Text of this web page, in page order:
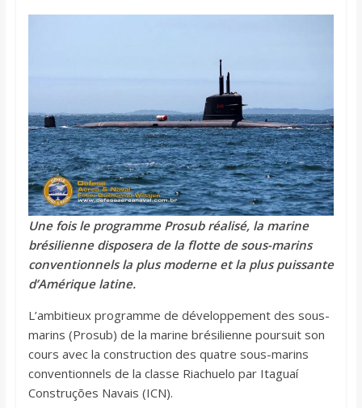
Une fois le programme Prosub réalisé, la marine
brésilienne disposera de la flotte de sous-marins
conventionnels la plus moderne et la plus puissante
d’Amérique latine.
L’ambitieux programme de développement des sous-
marins (Prosub) de la marine brésilienne poursuit son
cours avec la construction des quatre sous-marins
conventionnels de la classe Riachuelo par Itaguaí
Construções Navais (ICN).